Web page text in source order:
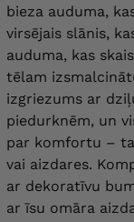
42
46
60
bieza auduma,
virsējais slānis,
auduma, kas
tēlam
izgriezums ar
piedurknēm, un
par komfortu –
vai aizdares.
ar dekoratīvu
ar īsu omāra